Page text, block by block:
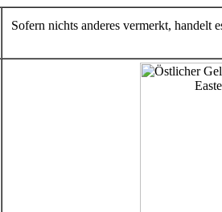
Sofern nichts anderes vermerkt, handelt